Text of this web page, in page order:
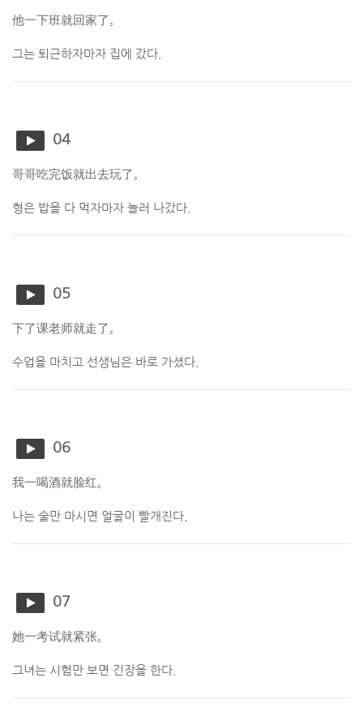
他一下班就回家了。
그는 퇴근하자마자 집에 갔다.
04
哥哥吃完饭就出去玩了。
형은 밥을 다 먹자마자 놀러 나갔다.
05
下了课老师就走了。
수업을 마치고 선생님은 바로 가셨다.
06
我一喝酒就脸红。
나는 술만 마시면 얼굴이 빨개진다.
07
她一考试就紧张。
그녀는 시험만 보면 긴장을 한다.